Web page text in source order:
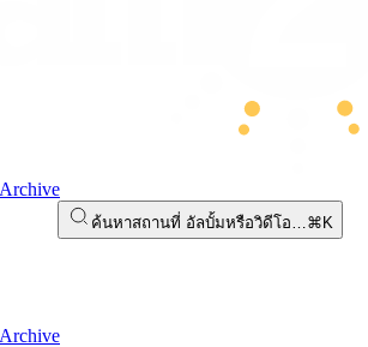
ค้นหาสถานที่ อัลบั้มหรือวิดีโอ…⌘K